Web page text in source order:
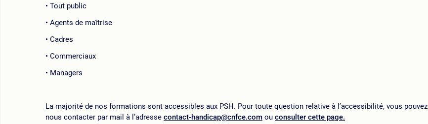
Tout public
Agents de maîtrise
Cadres
Commerciaux
Managers
La majorité de nos formations sont accessibles aux PSH. Pour toute question relative à l’accessibilité, vous pouvez
nous contacter par mail à l’adresse contact-handicap@cnfce.com ou consulter cette page.